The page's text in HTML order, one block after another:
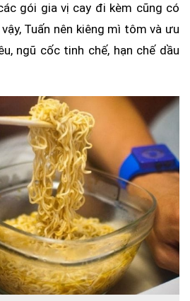
gói gia vị cay đi kèm cũng có
Tuấn nên kiêng mì tôm và ưu
ngũ cốc tinh chế, hạn chế dầu